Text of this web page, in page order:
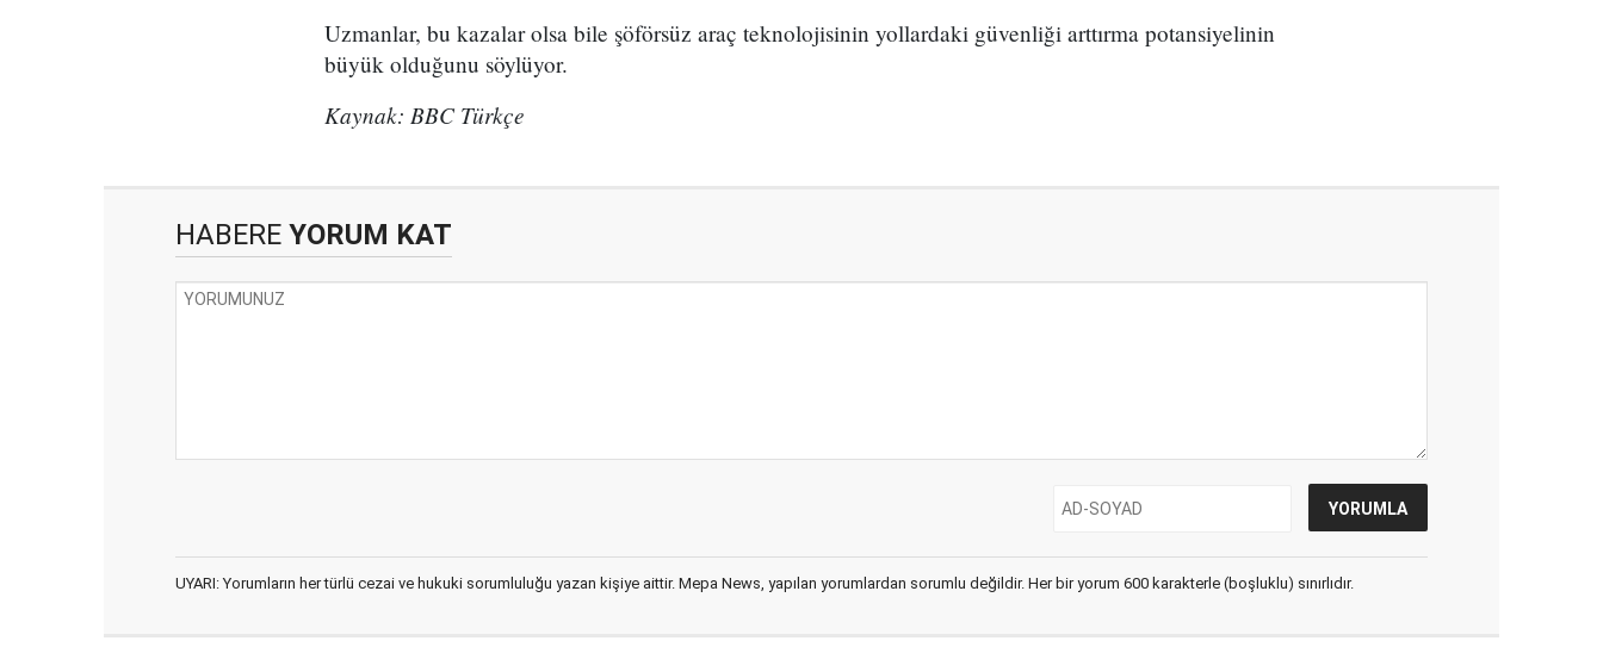
Uzmanlar, bu kazalar olsa bile şöförsüz araç teknolojisinin yollardaki güvenliği arttırma potansiyelinin
büyük olduğunu söylüyor.
Kaynak: BBC Türkçe
HABERE YORUM KAT
UYARI: Yorumların her türlü cezai ve hukuki sorumluluğu yazan kişiye aittir. Mepa News, yapılan yorumlardan sorumlu değildir. Her bir yorum 600 karakterle (boşluklu) sınırlıdır.